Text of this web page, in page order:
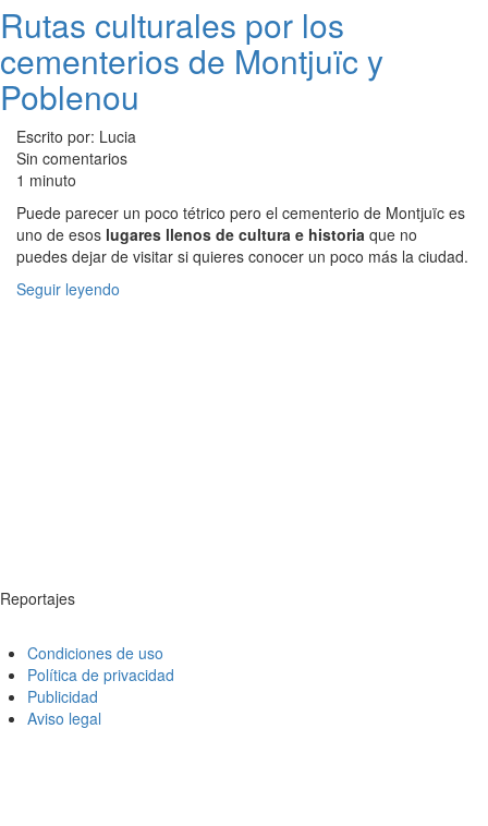
Rutas culturales por los
cementerios de Montjuïc y
Poblenou
Escrito por: Lucia
Sin comentarios
1 minuto
Puede parecer un poco tétrico pero el cementerio de Montjuïc es
uno de esos lugares llenos de cultura e historia que no
puedes dejar de visitar si quieres conocer un poco más la ciudad.
Seguir leyendo
Reportajes
Condiciones de uso
Política de privacidad
Publicidad
Aviso legal